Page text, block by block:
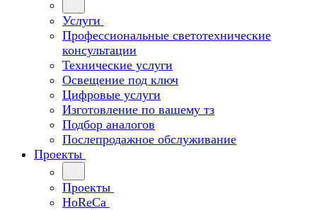
Услуги
Профессиональные светотехнические
консультации
Технические услуги
Освещение под ключ
Цифровые услуги
Изготовление по вашему тз
Подбор аналогов
Послепродажное обслуживание
Проекты
Проекты
HoReCa